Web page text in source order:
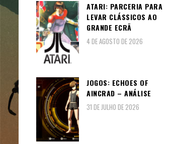
ATARI: PARCERIA PARA
LEVAR CLÁSSICOS AO
GRANDE ECRÃ
4 DE AGOSTO DE 2026
JOGOS: ECHOES OF
AINCRAD – ANÁLISE
31 DE JULHO DE 2026